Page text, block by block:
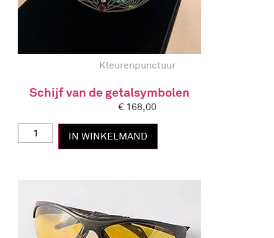
Kleurenpunctuur
Schijf van de getalsymbolen
€168,00
IN WINKELMAND